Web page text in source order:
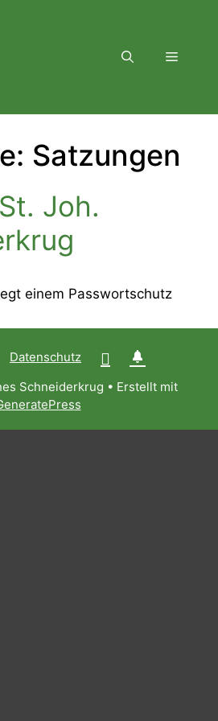
Menü
Satzungen
Joh.
einem Passwortschutz
Datenschutz
Schneiderkrug • Erstellt mit